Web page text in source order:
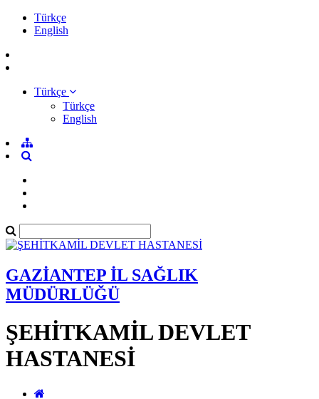
Türkçe
English
Türkçe
Türkçe
English
GAZİANTEP İL SAĞLIK
MÜDÜRLÜĞÜ
ŞEHİTKAMİL DEVLET
HASTANESİ